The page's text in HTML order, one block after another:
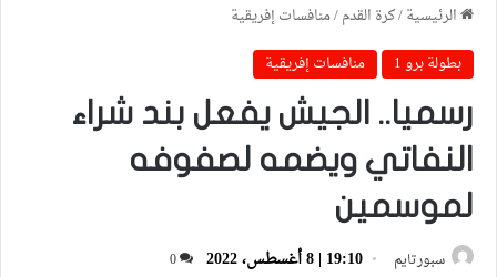
الرئيسية/كرة القدم/منافسات إفريقية
بطولة برو 1
منافسات إفريقية
رسميا.. الجيش يفعل بند شراء
النفاتي ويضمه لصفوفه
لموسمين
سبورتايم 19:10 | 8 أغسطس، 2022 0